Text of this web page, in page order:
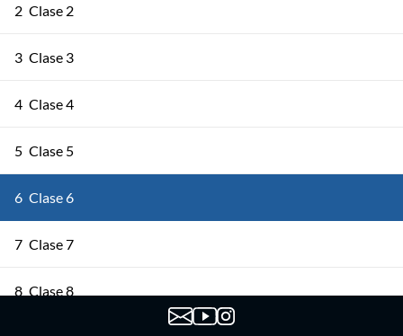
2 Clase 2
3 Clase 3
4 Clase 4
5 Clase 5
6 Clase 6
7 Clase 7
8 Clase 8